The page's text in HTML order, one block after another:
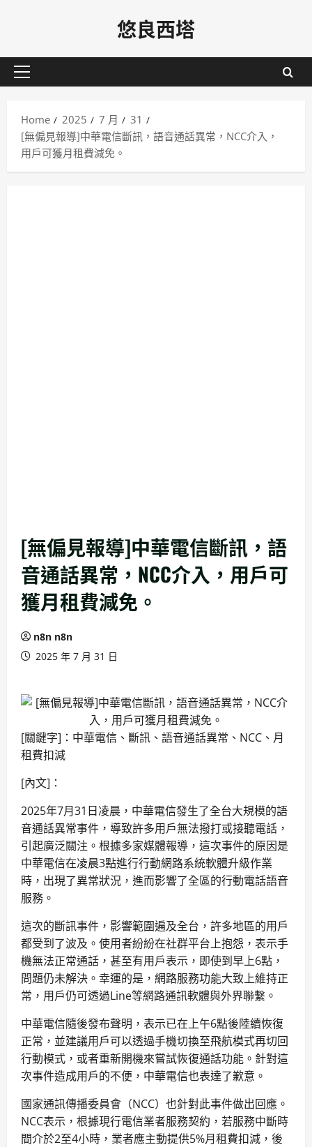
悠良西塔
Primary
Home
2025 7 月
31
[無偏見報導]中華電信斷訊，語音通話異常，NCC介入，
用戶可獲月租費減免。
[無偏見報導]中華電信斷訊，語
音通話異常，NCC介入，用戶可
獲月租費減免。
n8n n8n
2025 年 7 月 31 日
[關鍵字]：中華電信、斷訊、語音通話異常、NCC、月
租費扣減
[內文]：
2025年7月31日凌晨，中華電信發生了全台大規模的語
音通話異常事件，導致許多用戶無法撥打或接聽電話，
引起廣泛關注。根據多家媒體報導，這次事件的原因是
中華電信在凌晨3點進行行動網路系統軟體升級作業
時，出現了異常狀況，進而影響了全區的行動電話語音
服務。
這次的斷訊事件，影響範圍遍及全台，許多地區的用戶
都受到了波及。使用者紛紛在社群平台上抱怨，表示手
機無法正常通話，甚至有用戶表示，即使到早上6點，
問題仍未解決。幸運的是，網路服務功能大致上維持正
常，用戶仍可透過Line等網路通訊軟體與外界聯繫。
中華電信隨後發布聲明，表示已在上午6點後陸續恢復
正常，並建議用戶可以透過手機切換至飛航模式再切回
行動模式，或者重新開機來嘗試恢復通話功能。針對這
次事件造成用戶的不便，中華電信也表達了歉意。
國家通訊傳播委員會（NCC）也針對此事件做出回應。
NCC表示，根據現行電信業者服務契約，若服務中斷時
間介於2至4小時，業者應主動提供5%月租費扣減，後